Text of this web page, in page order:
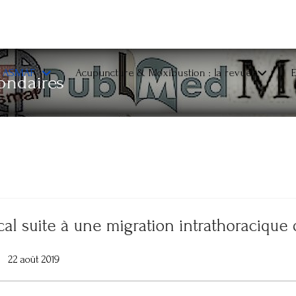
Acupuncture & Moxibustion : la revue
suite à une migration intrathoracique
22 août 2019